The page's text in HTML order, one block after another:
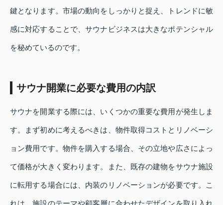
鍵となります。市場の動向をしっかりと捉え、トレンドに敏
感に対応することで、サウナビジネスは大きなポテンシャル
を秘めているのです。
サウナ開業に必要な費用の内訳
サウナを開業する際には、いくつかの重要な費用が発生しま
す。まず初めに考えるべきは、物件取得コストとリノベーシ
ョン費用です。物件を購入する場合、その立地や広さによっ
て価格が大きく変わります。また、既存の建物をサウナ施設
に転用する場合には、内装のリノベーションが必要です。こ